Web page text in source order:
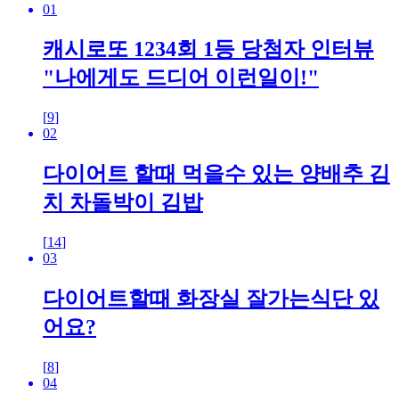
01
캐시로또 1234회 1등 당첨자 인터뷰
"나에게도 드디어 이런일이!"
[9]
02
다이어트 할때 먹을수 있는 양배추 김
치 차돌박이 김밥
[14]
03
다이어트할때 화장실 잘가는식단 있
어요?
[8]
04